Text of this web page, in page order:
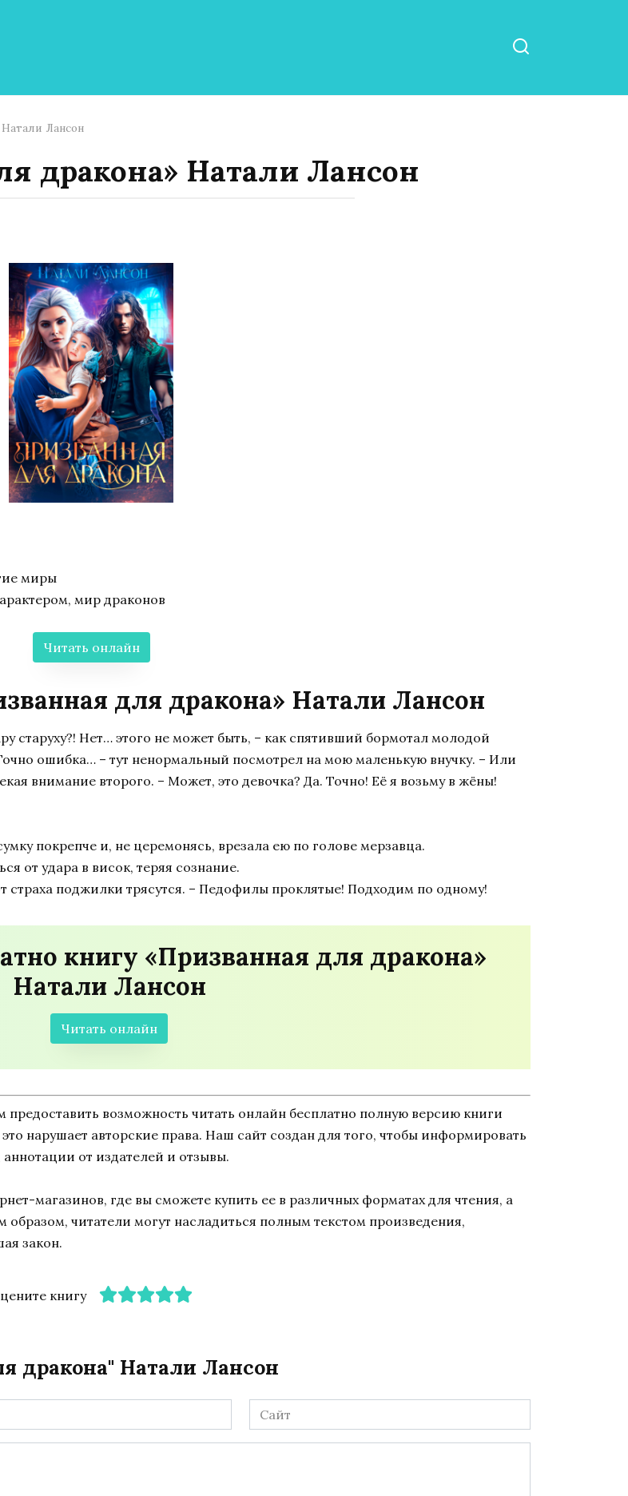
Лансон
дракона» Натали Лансон
миры
мир драконов
Читать онлайн
для дракона» Натали Лансон
старуху?! Нет… этого не может быть, – как спятивший бормотал молодой
ошибка… – тут ненормальный посмотрел на мою маленькую внучку. – Или
внимание второго. – Может, это девочка? Да. Точно! Её я возьму в жёны!
покрепче и, не церемонясь, врезала ею по голове мерзавца.
от удара в висок, теряя сознание.
страха поджилки трясутся. – Педофилы проклятые! Подходим по одному!
книгу «Призванная для дракона»
Натали Лансон
Читать онлайн
возможность читать онлайн бесплатно полную версию книги
это нарушает авторские права. Наш сайт создан для того, чтобы информировать
от издателей и отзывы.
магазинов, где вы сможете купить ее в различных форматах для чтения, а
читатели могут насладиться полным текстом произведения,
закон.
книгу
дракона" Натали Лансон
Сайт